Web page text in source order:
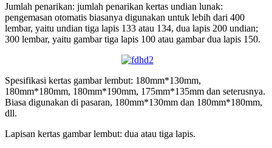
Jumlah penarikan: jumlah penarikan kertas undian lunak:
pengemasan otomatis biasanya digunakan untuk lebih dari 400
lembar, yaitu undian tiga lapis 133 atau 134, dua lapis 200 undian;
300 lembar, yaitu gambar tiga lapis 100 atau gambar dua lapis 150.
Spesifikasi kertas gambar lembut: 180mm*130mm,
180mm*180mm, 180mm*190mm, 175mm*135mm dan seterusnya.
Biasa digunakan di pasaran, 180mm*130mm dan 180mm*180mm,
dll.
Lapisan kertas gambar lembut: dua atau tiga lapis.